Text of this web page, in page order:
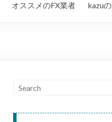
オススメのFX業者 kazu